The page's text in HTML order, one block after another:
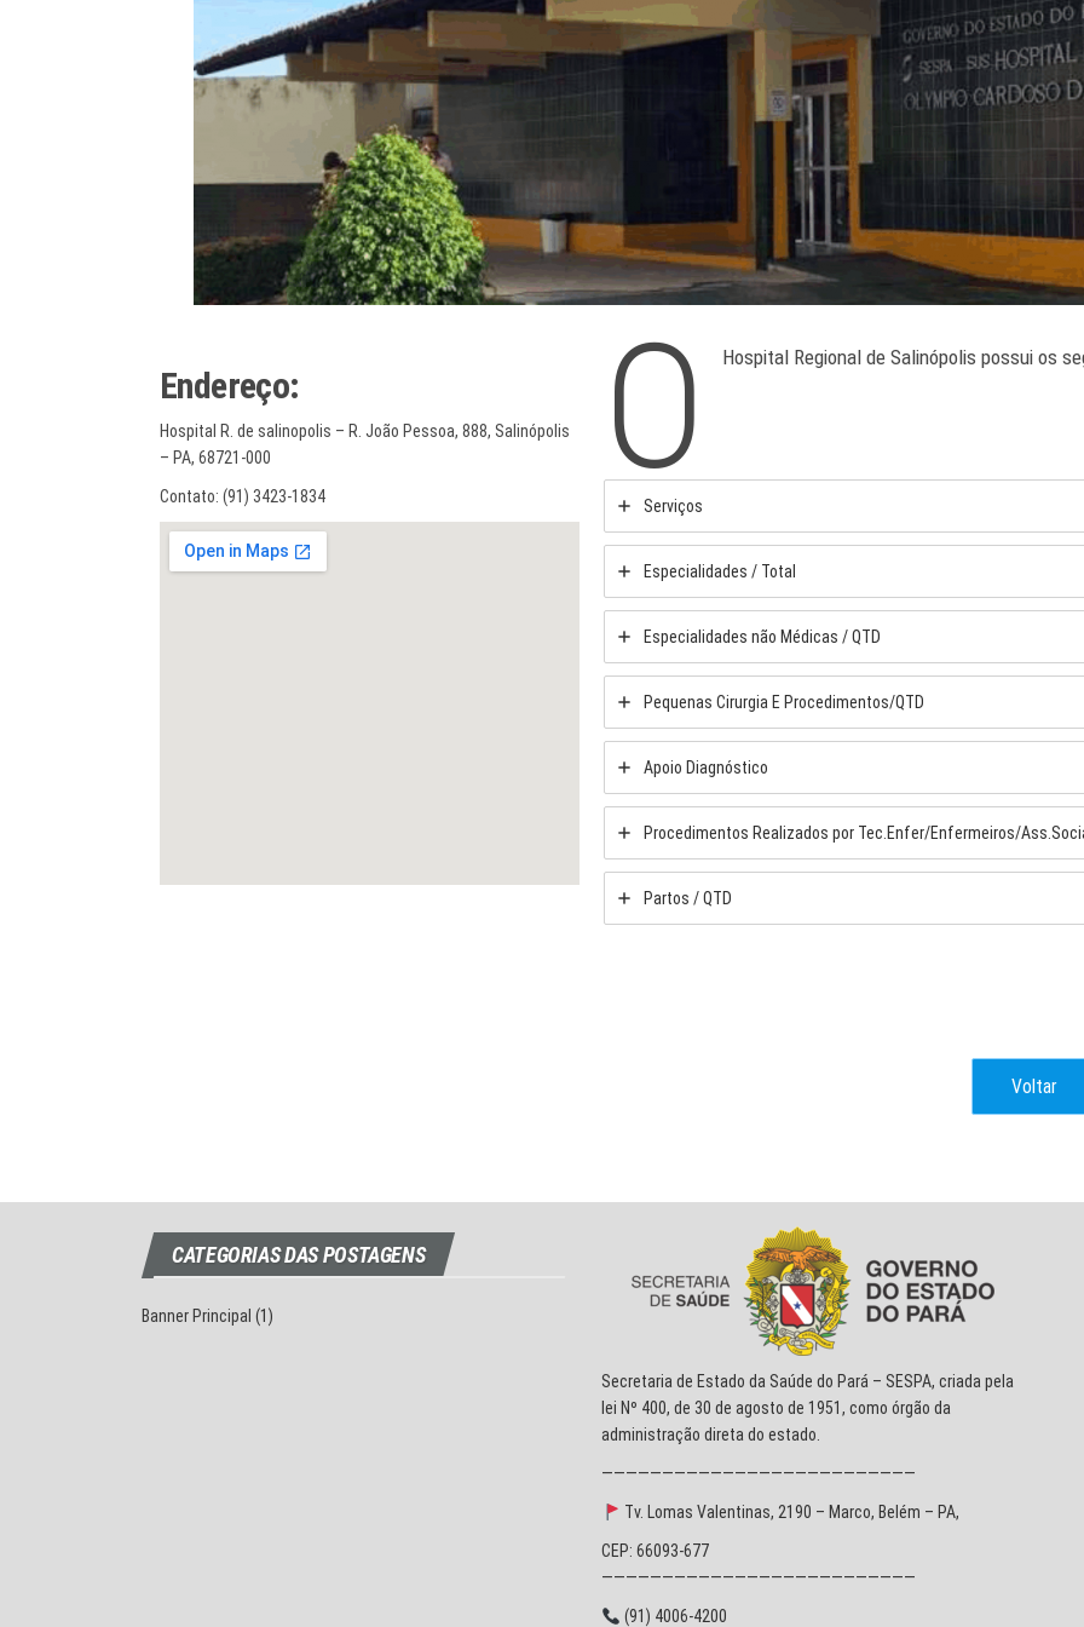
Endereço:
Hospital R. de salinopolis – R. João Pessoa, 888, Salinópolis
– PA, 68721-000
Contato: (91) 3423-1834
O Hospital Regional de Salinópolis possui os
Serviços
Especialidades / Total
Especialidades não Médicas / QTD
Pequenas Cirurgia E Procedimentos/QTD
Apoio Diagnóstico
Procedimentos Realizados por Tec.Enfer/Enfermeiros/
Partos / QTD
Voltar
CATEGORIAS DAS POSTAGENS
Banner Principal (1)
Secretaria de Estado da Saúde do Pará – SESPA, criada pela
lei Nº 400, de 30 de agosto de 1951, como órgão da
administração direta do estado.
——————————————————————————
Tv. Lomas Valentinas, 2190 – Marco, Belém – PA,
CEP: 66093-677
——————————————————————————
(91) 4006-4200